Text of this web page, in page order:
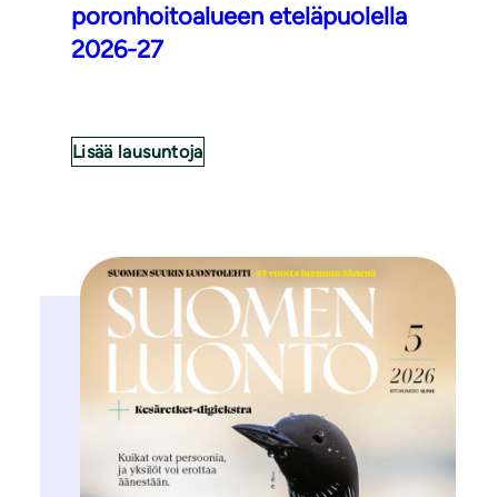
poronhoitoalueen eteläpuolella
2026-27
Lisää lausuntoja